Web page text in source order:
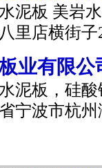
泥板 美岩
里店横街子
业有限公
泥板，硅
宁波市杭